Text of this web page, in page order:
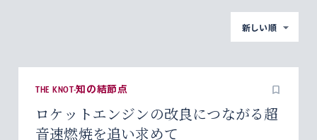
新しい順
THE KNOT-知の結節点
ロケットエンジンの改良につながる超
音速燃焼を追い求めて